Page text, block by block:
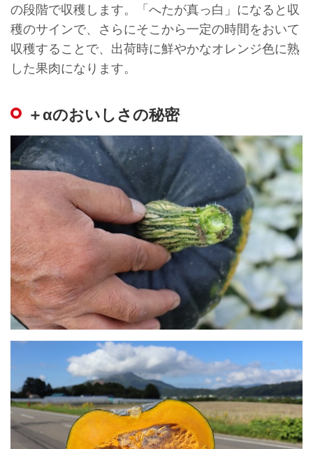
の段階で収穫します。「へたが真っ白」になると収
穫のサインで、さらにそこから一定の時間をおいて
収穫することで、出荷時に鮮やかなオレンジ色に熟
した果肉になります。
＋αのおいしさの秘密